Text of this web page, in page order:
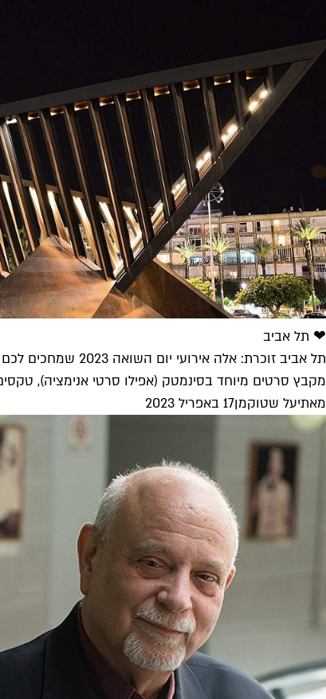
❤ תל אביב
תל אביב זוכרת: אלה אירועי יום השואה 2023 שמחכים לכם הערב
מקבץ סרטים מיוחד בסינמטק (אפילו סרטי אנימציה), טקסים
מאתיעל שטוקמן17 באפריל 2023